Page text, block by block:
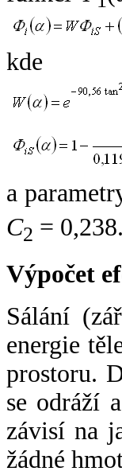
kde
a
C2 = 0,238.
Výpočet
Sálání
energie
prostoru.
se odráží
závisí na
žádné